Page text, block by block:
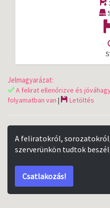
Jelmagyarázat:
A felirat ellenőrizve és
folyamatban van | Letöltés
A feliratokról,
szerverünkön tudtok
Csatlakozás!